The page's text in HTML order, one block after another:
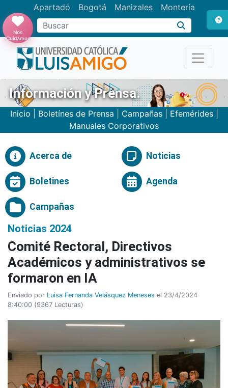
Apartadó Bogotá Manizales Montería
Buscar
Nos
Cuidamos
Información y Prensa.
Inicio Boletínes de Prensa Campañas| Efemérides|
Manuales Corporativos
Acerca de Noticias
Boletines Agenda
Campañas
Noticias 2024
Comité Rectoral, Directivos
Académicos y administrativos se
formaron en IA
Enviado por Luisa Fernanda Velásquez Meneses el 23/4/2024
8:40:00 (9367 Lecturas)